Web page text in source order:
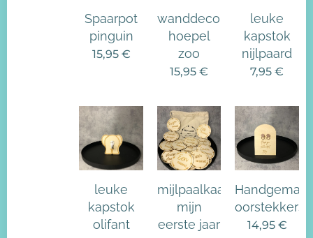
Spaarpot
pinguin
15,95€
wanddecoratie
hoepel
zoo
15,95 €
leuke
kapstok
nijlpaard
7,95 €
leuke
kapstok
olifant
mijlpaalkaartjes
mijn
eerste jaar
oorstekkers
14,95€